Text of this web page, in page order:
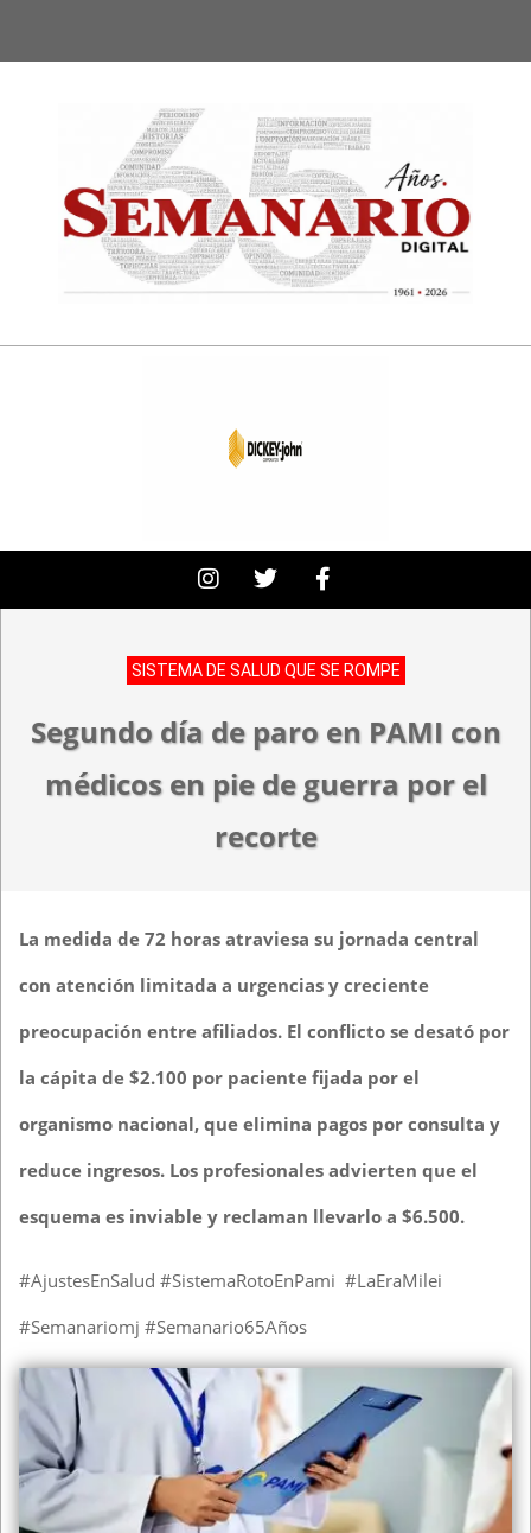
Digital
SISTEMA DE SALUD QUE SE ROMPE
Segundo día de paro en PAMI con
médicos en pie de guerra por el
recorte
La medida de 72 horas atraviesa su jornada central
con atención limitada a urgencias y creciente
preocupación entre afiliados. El conflicto se desató por
la cápita de $2.100 por paciente fijada por el
organismo nacional, que elimina pagos por consulta y
reduce ingresos. Los profesionales advierten que el
esquema es inviable y reclaman llevarlo a $6.500.
#AjustesEnSalud #SistemaRotoEnPami #LaEraMilei
#Semanariomj #Semanario65Años